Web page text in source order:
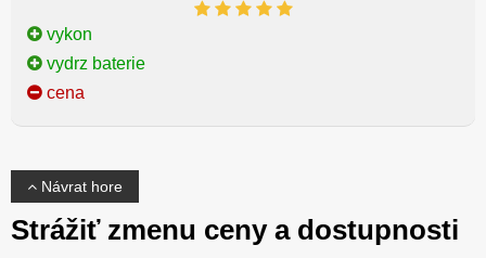
vykon
vydrz baterie
cena
Návrat hore
Strážiť zmenu ceny a dostupnosti